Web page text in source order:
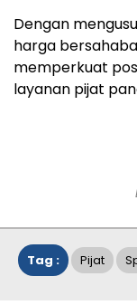
Dengan
harga
memperkuat
layanan pijat
Tag : Pijat